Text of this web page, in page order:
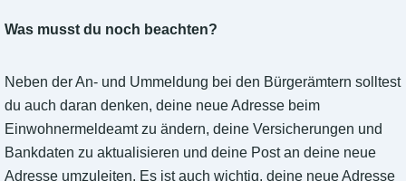
Was musst du noch beachten?
Neben der An- und Ummeldung bei den Bürgerämtern solltest
du auch daran denken, deine neue Adresse beim
Einwohnermeldeamt zu ändern, deine Versicherungen und
Bankdaten zu aktualisieren und deine Post an deine neue
Adresse umzuleiten. Es ist auch wichtig, deine neue Adresse